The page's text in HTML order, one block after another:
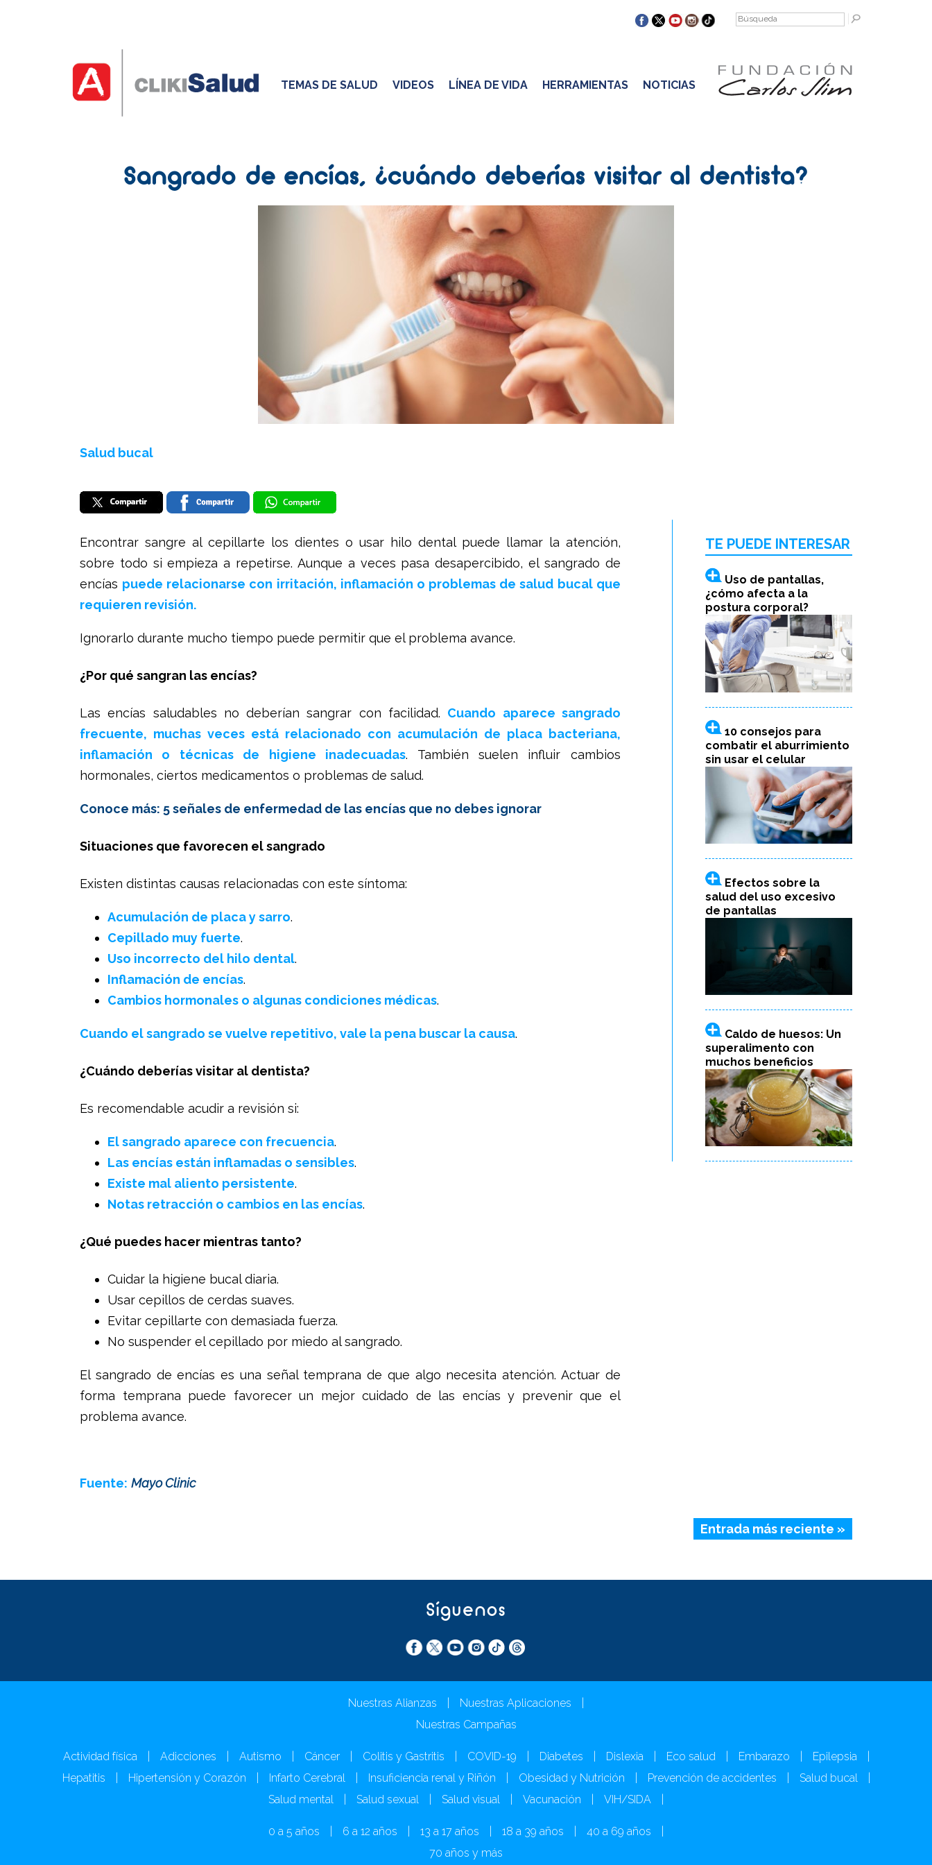
TEMAS DE SALUD VIDEOS LÍNEA DE VIDA HERRAMIENTAS NOTICIAS
Sangrado de encías, ¿cuándo deberías visitar al dentista?
Salud bucal
Encontrar sangre al cepillarte los dientes o usar hilo dental puede llamar la atención,
sobre todo si empieza a repetirse. Aunque a veces pasa desapercibido, el sangrado de
encías puede relacionarse con irritación, inflamación o problemas de salud bucal que
requieren revisión.
Ignorarlo durante mucho tiempo puede permitir que el problema avance.
¿Por qué sangran las encías?
Las encías saludables no deberían sangrar con facilidad. Cuando aparece sangrado
frecuente, muchas veces está relacionado con acumulación de placa bacteriana,
inflamación o técnicas de higiene inadecuadas. También suelen influir cambios
hormonales, ciertos medicamentos o problemas de salud.
Conoce más: 5 señales de enfermedad de las encías que no debes ignorar
Situaciones que favorecen el sangrado
Existen distintas causas relacionadas con este síntoma:
Acumulación de placa y sarro.
Cepillado muy fuerte.
Uso incorrecto del hilo dental.
Inflamación de encías.
Cambios hormonales o algunas condiciones médicas.
Cuando el sangrado se vuelve repetitivo, vale la pena buscar la causa.
¿Cuándo deberías visitar al dentista?
Es recomendable acudir a revisión si:
El sangrado aparece con frecuencia.
Las encías están inflamadas o sensibles.
Existe mal aliento persistente.
Notas retracción o cambios en las encías.
¿Qué puedes hacer mientras tanto?
Cuidar la higiene bucal diaria.
Usar cepillos de cerdas suaves.
Evitar cepillarte con demasiada fuerza.
No suspender el cepillado por miedo al sangrado.
El sangrado de encías es una señal temprana de que algo necesita atención. Actuar de
forma temprana puede favorecer un mejor cuidado de las encías y prevenir que el
problema avance.
Fuente: Mayo Clinic
TE PUEDE INTERESAR
Uso de pantallas,
¿cómo afecta a la
postura corporal?
10 consejos para
combatir el aburrimiento
sin usar el celular
Efectos sobre la
salud del uso excesivo
de pantallas
Caldo de huesos: Un
superalimento con
muchos beneficios
Entrada más reciente »
Síguenos
Nuestras Alianzas Nuestras Aplicaciones
Nuestras Campañas
Actividad física Adicciones Autismo Cáncer Colitis y Gastritis COVID-19 Diabetes Dislexia Eco salud Embarazo Epilepsia
Hepatitis
Hipertensión y Corazón Infarto Cerebral Insuficiencia renal y Riñón Obesidad y Nutrición Prevención de accidentes Salud bucal
Salud mental
Salud sexual Salud visual Vacunación VIH/SIDA
0 a 5 años 6 a 12 años 13 a 17 años 18 a 39 años 40 a 69 años
70 años y más